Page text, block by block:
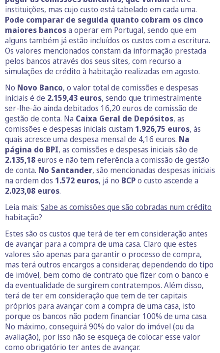
instituições, mas cujo custo está tabelado em cada uma.
Pode comparar de seguida quanto cobram os cinco
maiores bancosa operar em Portugal, sendo que em
alguns também já estão incluídos os custos com a escritura.
Os valores mencionados constam da informação prestada
pelos bancos através dos seus sites, com recurso a
simulações de crédito à habitação realizadas em agosto.
No Novo Banco, o valor total de comissões e despesas
iniciais é de 2.159,43 euros, sendo que trimestralmente
ser-lhe-ão ainda debitados 16,20 euros de comissão de
gestão de conta. Na Caixa Geral de Depósitos, as
comissões e despesas iniciais custam 1.926,75 euros, às
quais acresce uma despesa mensal de 4,16 euros. Na
página do BPI, as comissões e despesas iniciais são de
2.135,18euros e não tem referência a comissão de gestão
de conta. No Santander, são mencionadas despesas iniciais
na ordem dos 1.572 euros, já no BCPo custo ascende a
2.023,08 euros.
Leia mais: Sabe as comissões que são cobradas num crédito
habitação?
Estes são os custos que terá de ter em consideração antes
de avançar para a compra de uma casa. Claro que estes
valores são apenas para garantir o processo de compra,
mas terá outros encargos a considerar, dependendo do tipo
de imóvel, bem como de contrato que fizer com o banco e
da eventualidade de surgirem contratempos. Além disso,
terá de ter em consideração que tem de ter capitais
próprios para avançar com a compra de uma casa, isto
porque os bancos não podem financiar 100% de uma casa.
No máximo, conseguirá 90% do valor do imóvel (ou da
avaliação), por isso não se esqueça de colocar esse valor
como obrigatório ter antes de avançar.